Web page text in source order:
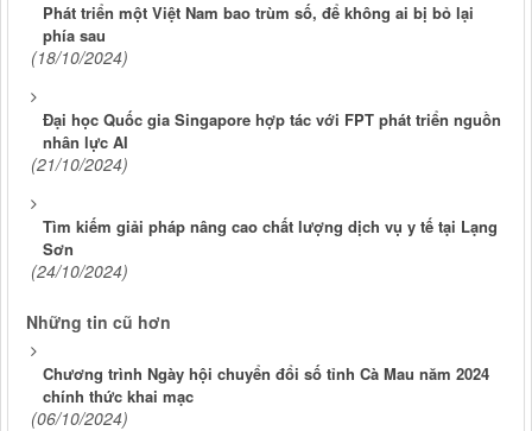
Phát triển một Việt Nam bao trùm số, để không ai bị bỏ lại
phía sau
(18/10/2024)
(21/10/2024)
Tìm kiếm giải pháp nâng cao chất lượng dịch vụ y tế tại Lạng
Sơn
(24/10/2024)
Những tin cũ hơn
Chương trình Ngày hội chuyển đổi số tỉnh Cà Mau năm 2024
chính thức khai mạc
(06/10/2024)